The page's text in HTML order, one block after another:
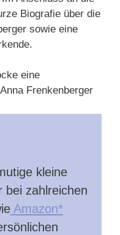
Biografie über die
sowie eine
kleine
bei zahlreichen
Amazon*